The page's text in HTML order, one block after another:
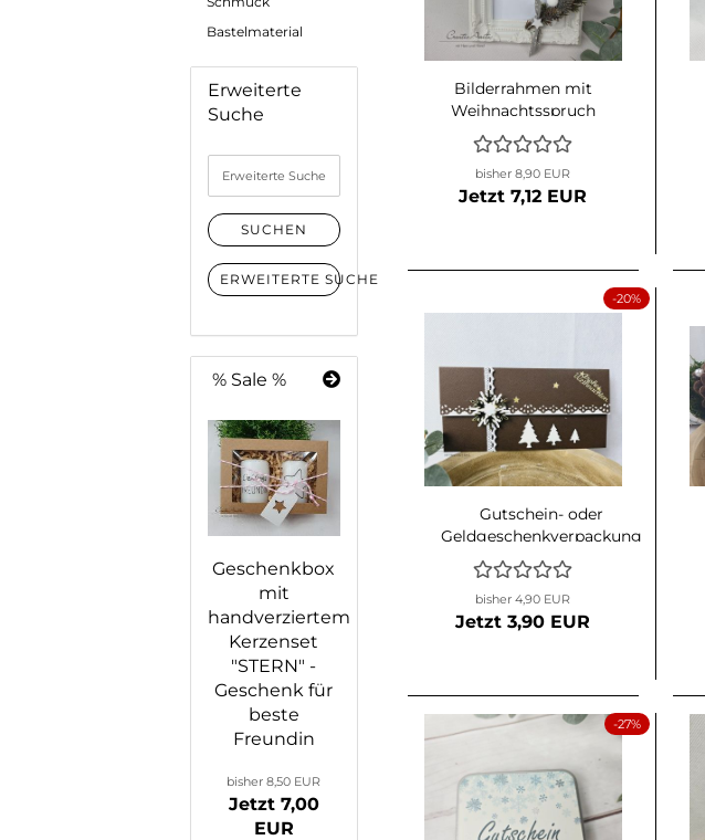
Bilderrahmen mit
Weihnachtsspruch
und Reagenzglas für
Geldgeschenk
bisher 8,90 EUR
Jetzt 7,12 EUR
-20%
Gutschein- oder
Geldgeschenkverpackung
Braun-Weiß-Gold mit
Christbäumen
bisher 4,90 EUR
Jetzt 3,90 EUR
-27%
Bastelmaterial
Erweiterte
Suche
Suche
SUCHEN
ERWEITERTE SUCHE
% Sale %
Geschenkbox
mit
handverziertem
Kerzenset
"STERN" -
Geschenk für
beste
Freundin
bisher 8,50 EUR
Jetzt 7,00
EUR